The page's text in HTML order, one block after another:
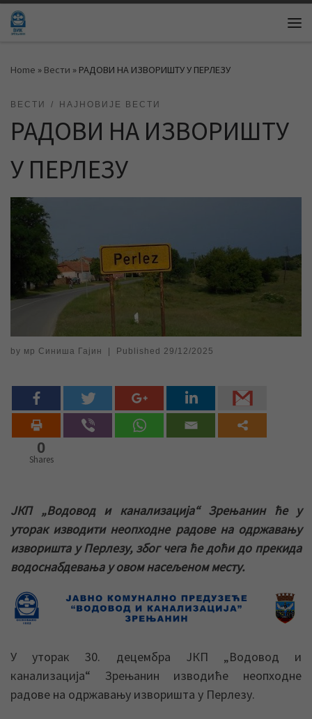
Skip to content
Home » Вести » РАДОВИ НА ИЗВОРИШТУ У ПЕРЛЕЗУ
ВЕСТИ НАЈНОВИЈЕ ВЕСТИ
РАДОВИ НА ИЗВОРИШТУ
У ПЕРЛЕЗУ
by мр Синиша Гајин Published 29/12/2025
0
Shares
ЈКП „Водовод и канализација“ Зрењанин ће у
уторак изводити неопходне радове на одржавању
изворишта у Перлезу, због чега ће доћи до прекида
водоснабдевања у овом насељеном месту.
У уторак 30. децембра ЈКП „Водовод и
канализација“ Зрењанин изводиће неопходне
радове на одржавању изворишта у Перлезу.